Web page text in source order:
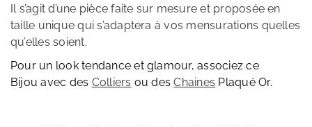
Il s’agit d’une pièce faite sur mesure et proposée en
taille unique qui s’adaptera à vos mensurations quelles
qu’elles soient.
Pour un look tendance et glamour, associez ce
Bijou avec des Colliers ou desChaines Plaqué Or.